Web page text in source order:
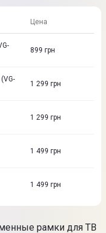
Цена
899 грн
1 299 грн
1 299 грн
1 499 грн
1 499 грн
рамки для ТВ